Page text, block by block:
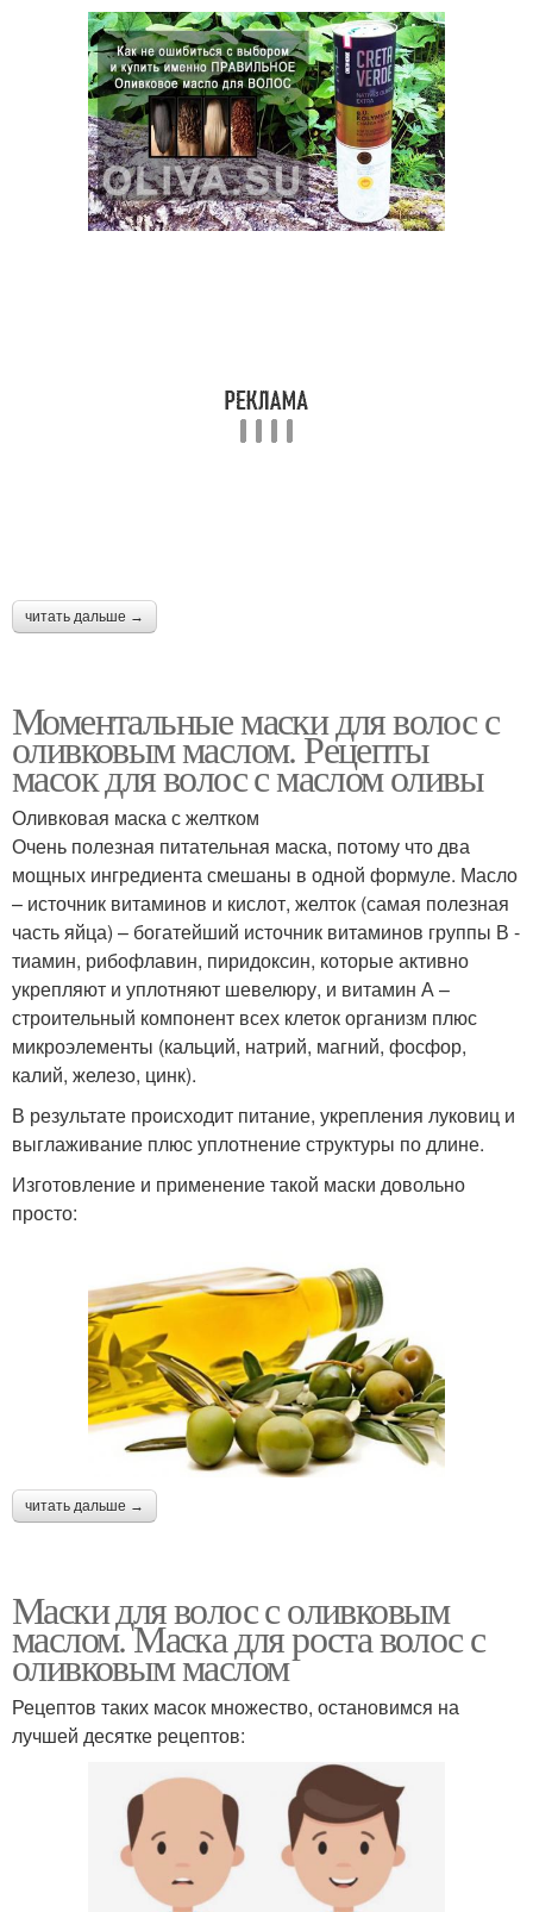
читать дальше →
Моментальные маски для волос с
оливковым маслом. Рецепты
масок для волос с маслом оливы
Оливковая маска с желтком
Очень полезная питательная маска, потому что два
мощных ингредиента смешаны в одной формуле. Масло
– источник витаминов и кислот, желток (самая полезная
часть яйца) – богатейший источник витаминов группы В -
тиамин, рибофлавин, пиридоксин, которые активно
укрепляют и уплотняют шевелюру, и витамин А –
строительный компонент всех клеток организм плюс
микроэлементы (кальций, натрий, магний, фосфор,
калий, железо, цинк).
В результате происходит питание, укрепления луковиц и
выглаживание плюс уплотнение структуры по длине.
Изготовление и применение такой маски довольно
просто:
читать дальше →
Маски для волос с оливковым
маслом. Маска для роста волос с
оливковым маслом
Рецептов таких масок множество, остановимся на
лучшей десятке рецептов: